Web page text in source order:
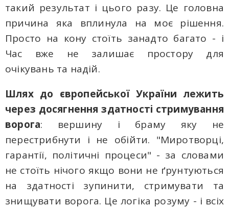
такий результат і цього разу. Це головнa
причина якa вплинулa на моє рішення.
Просто на кону стоїть занадто багато - і
Час вже не залишає простору для
очікувань та надій.
Шлях до європейської України лежить
через досягнення здатності стримування
ворога: вершину і браму яку не
перестрибнути і не обійти. "Миротворці,
гарантії, політичні процеси" - за словами
не стоїть нічого якщо вони не ґрунтуються
на здатності зупинити, стримувати тa
знищувати ворога. Це логіка розуму - і всіх